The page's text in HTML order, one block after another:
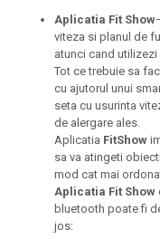
Aplicatia Fit Show
viteza si planul de
atunci cand utilizezi
Tot ce trebuie sa
cu ajutorul unui
seta cu usurinta
de alergare ales.
Aplicatia FitShow
sa va atingeti
mod cat mai
Aplicatia Fit Show
bluetooth poate fi
jos: